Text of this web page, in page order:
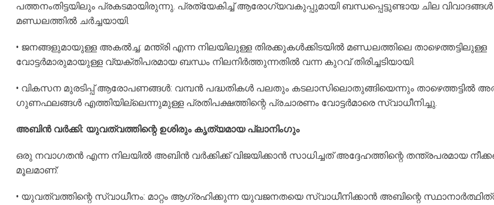
പത്തനംതിട്ടയിലും പ്രകടമായിരുന്നു. പ്രത്യേകിച്ച് ആരോഗ്യവകുപ്പുമായി ബന്ധപ്പെട്ടുണ്ടായ ചില വിവാദങ്ങൾ
മണ്ഡലത്തിൽ ചർച്ചയായി.
• ജനങ്ങളുമായുള്ള അകൽച്ച: മന്ത്രി എന്ന നിലയിലുള്ള തിരക്കുകൾക്കിടയിൽ മണ്ഡലത്തിലെ താഴെത്തട്ടിലുള്ള
വോട്ടർമാരുമായുള്ള വ്യക്തിപരമായ ബന്ധം നിലനിർത്തുന്നതിൽ വന്ന കുറവ് തിരിച്ചടിയായി.
• വികസന മുരടിപ്പ് ആരോപണങ്ങൾ: വമ്പൻ പദ്ധതികൾ പലതും കടലാസിലൊതുങ്ങിയെന്നും താഴെത്തട്ടിൽ
ഗുണഫലങ്ങൾ എത്തിയില്ലെന്നുമുള്ള പ്രതിപക്ഷത്തിന്റെ പ്രചാരണം വോട്ടർമാരെ സ്വാധീനിച്ചു.
അബിൻ വർക്കി: യുവത്വത്തിന്റെ ഉശിരും കൃത്യമായ പ്ലാനിംഗും
ഒരു നവാഗതൻ എന്ന നിലയിൽ അബിൻ വർക്കിക്ക് വിജയിക്കാൻ സാധിച്ചത് അദ്ദേഹത്തിന്റെ തന്ത്രപരമായ
മൂലമാണ്:
• യുവത്വത്തിന്റെ സ്വാധീനം: മാറ്റം ആഗ്രഹിക്കുന്ന യുവജനതയെ സ്വാധീനിക്കാൻ അബിന്റെ